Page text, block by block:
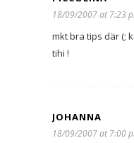
18/09/2007 at 7:23
mkt bra tips där (;
tihi !
JOHANNA
18/09/2007 at 7:00